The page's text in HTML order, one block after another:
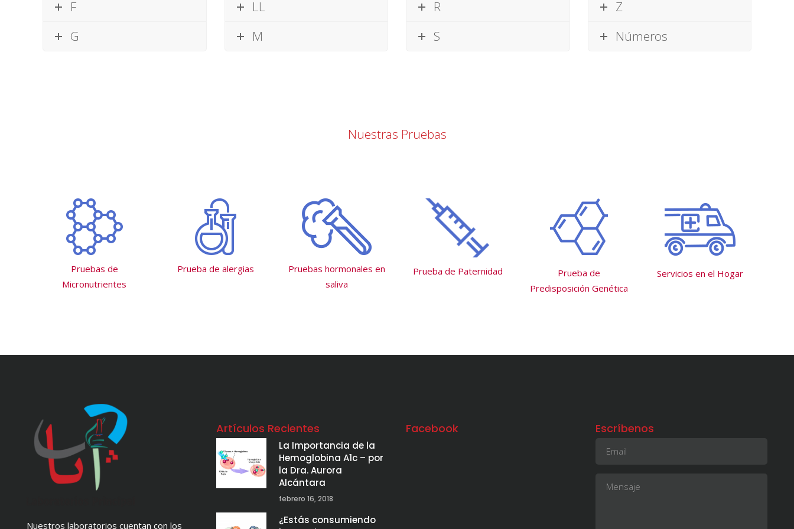
F
G
LL
M
R
S
Z
Números
Nuestras Pruebas
Pruebas de
Micronutrientes
Prueba de alergias
Pruebas hormonales en
saliva
Prueba de Paternidad
Prueba de
Predisposición Genética
Servicios en el Hogar
Nuestros laboratorios cuentan con los
Artículos Recientes
La Importancia de la
Hemoglobina A1c – por
la Dra. Aurora
Alcántara
febrero 16, 2018
¿Estás consumiendo
Facebook Escríbenos